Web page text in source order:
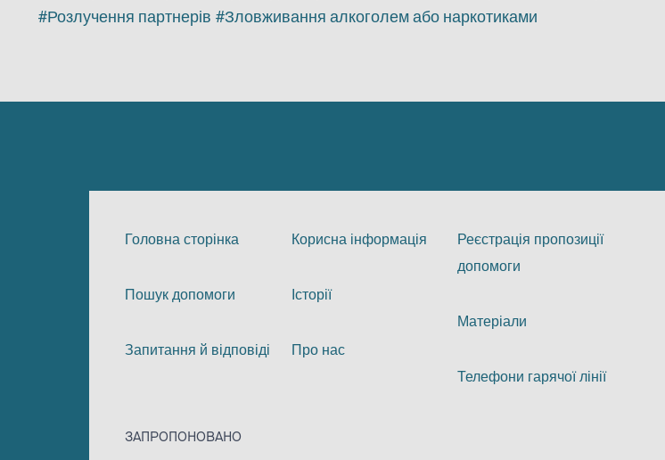
Розлучення партнерів
Зловживання алкоголем або наркотиками
Головна сторінка
Пошук допомоги
Запитання й відповіді
Корисна інформація
Історії
Про нас
Реєстрація пропозиції
допомоги
Матеріали
Телефони гарячої лінії
ЗАПРОПОНОВАНО